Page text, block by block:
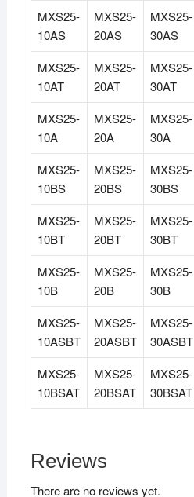
MXS25-
10AS
MXS25-
20AS
MXS25-
30AS
MXS25-
10AT
MXS25-
20AT
MXS25-
30AT
MXS25-
10A
MXS25-
20A
MXS25-
30A
MXS25-
10BS
MXS25-
20BS
MXS25-
30BS
MXS25-
10BT
MXS25-
20BT
MXS25-
30BT
MXS25-
10B
MXS25-
20B
MXS25-
30B
MXS25-
10ASBT
MXS25-
20ASBT
MXS25-
30ASBT
MXS25-
10BSAT
MXS25-
20BSAT
MXS25-
30BSAT
Reviews
There are no reviews yet.